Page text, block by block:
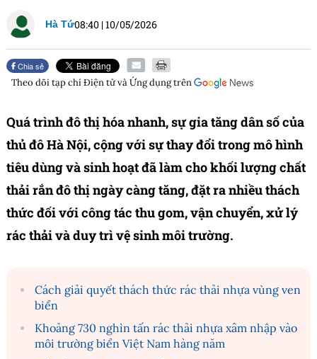
Hà Tứ08:40 |10/05/2026
Chia sẻ
Theo dõi tạp chíĐiện tử và Ứng dụngtrên
Quá trình đô thị hóa nhanh, sự gia tăng dân số của
thủ đô Hà Nội, cộng với sự thay đổi trong mô hình
tiêu dùng và sinh hoạt đã làm cho khối lượng chất
thải rắn đô thị ngày càng tăng, đặt ra nhiều thách
thức đối với công tác thu gom, vận chuyển, xử lý
rác thải và duy trì vệ sinh môi trường.
Cách giải quyết thách thức rác thải nhựa vùng ven
biển
Khoảng 730 nghìn tấn rác thải nhựa xâm nhập vào
môi trường biển Việt Nam hàng năm